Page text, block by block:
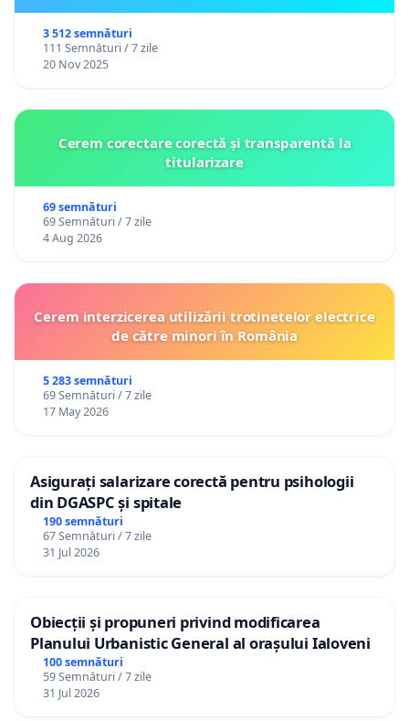
3 512 semnături
111 Semnături / 7 zile
20 Nov 2025
Cerem corectare corectă și transparentă la
titularizare
69 semnături
69 Semnături / 7 zile
4 Aug 2026
Cerem interzicerea utilizării trotinetelor electrice
de către minori în România
5 283 semnături
69 Semnături / 7 zile
17 May 2026
Asigurați salarizare corectă pentru psihologii
din DGASPC și spitale
190 semnături
67 Semnături / 7 zile
31 Jul 2026
Obiecții și propuneri privind modificarea
Planului Urbanistic General al orașului Ialoveni
100 semnături
59 Semnături / 7 zile
31 Jul 2026